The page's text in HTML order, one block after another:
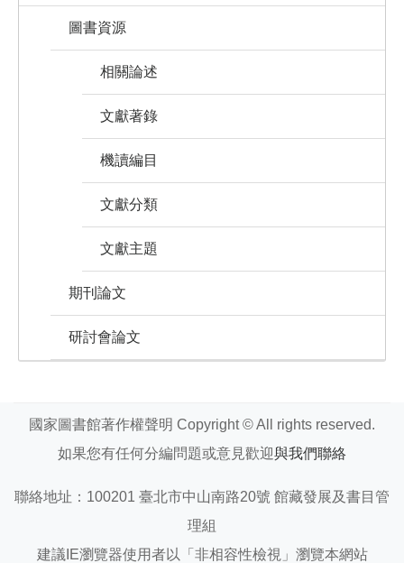
圖書資源
相關論述
文獻著錄
機讀編目
文獻分類
文獻主題
期刊論文
研討會論文
國家圖書館著作權聲明 Copyright © All rights reserved.
如果您有任何分編問題或意見歡迎與我們聯絡
聯絡地址：100201 臺北市中山南路20號 館藏發展及書目管
理組
建議IE瀏覽器使用者以「非相容性檢視」瀏覽本網站